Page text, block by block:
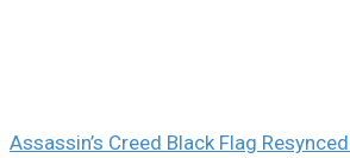
Assassin’s Creed Black Flag Resynced